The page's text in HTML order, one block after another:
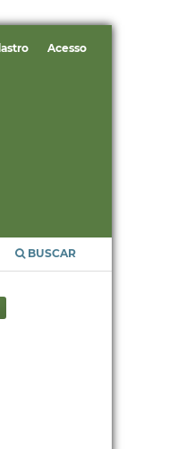
BUSCAR
Acesso